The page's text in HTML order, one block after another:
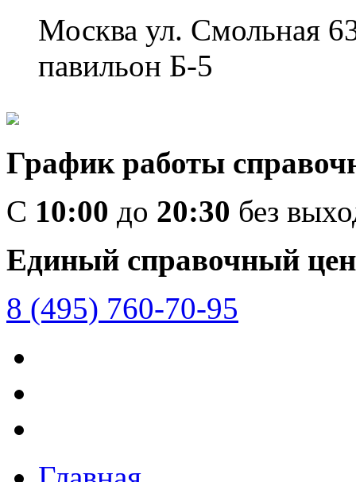
Москва ул. Смольная
павильон Б-5
График работы
C 10:00 до 20:30 без
Единый справочный
8 (495) 760-70-95